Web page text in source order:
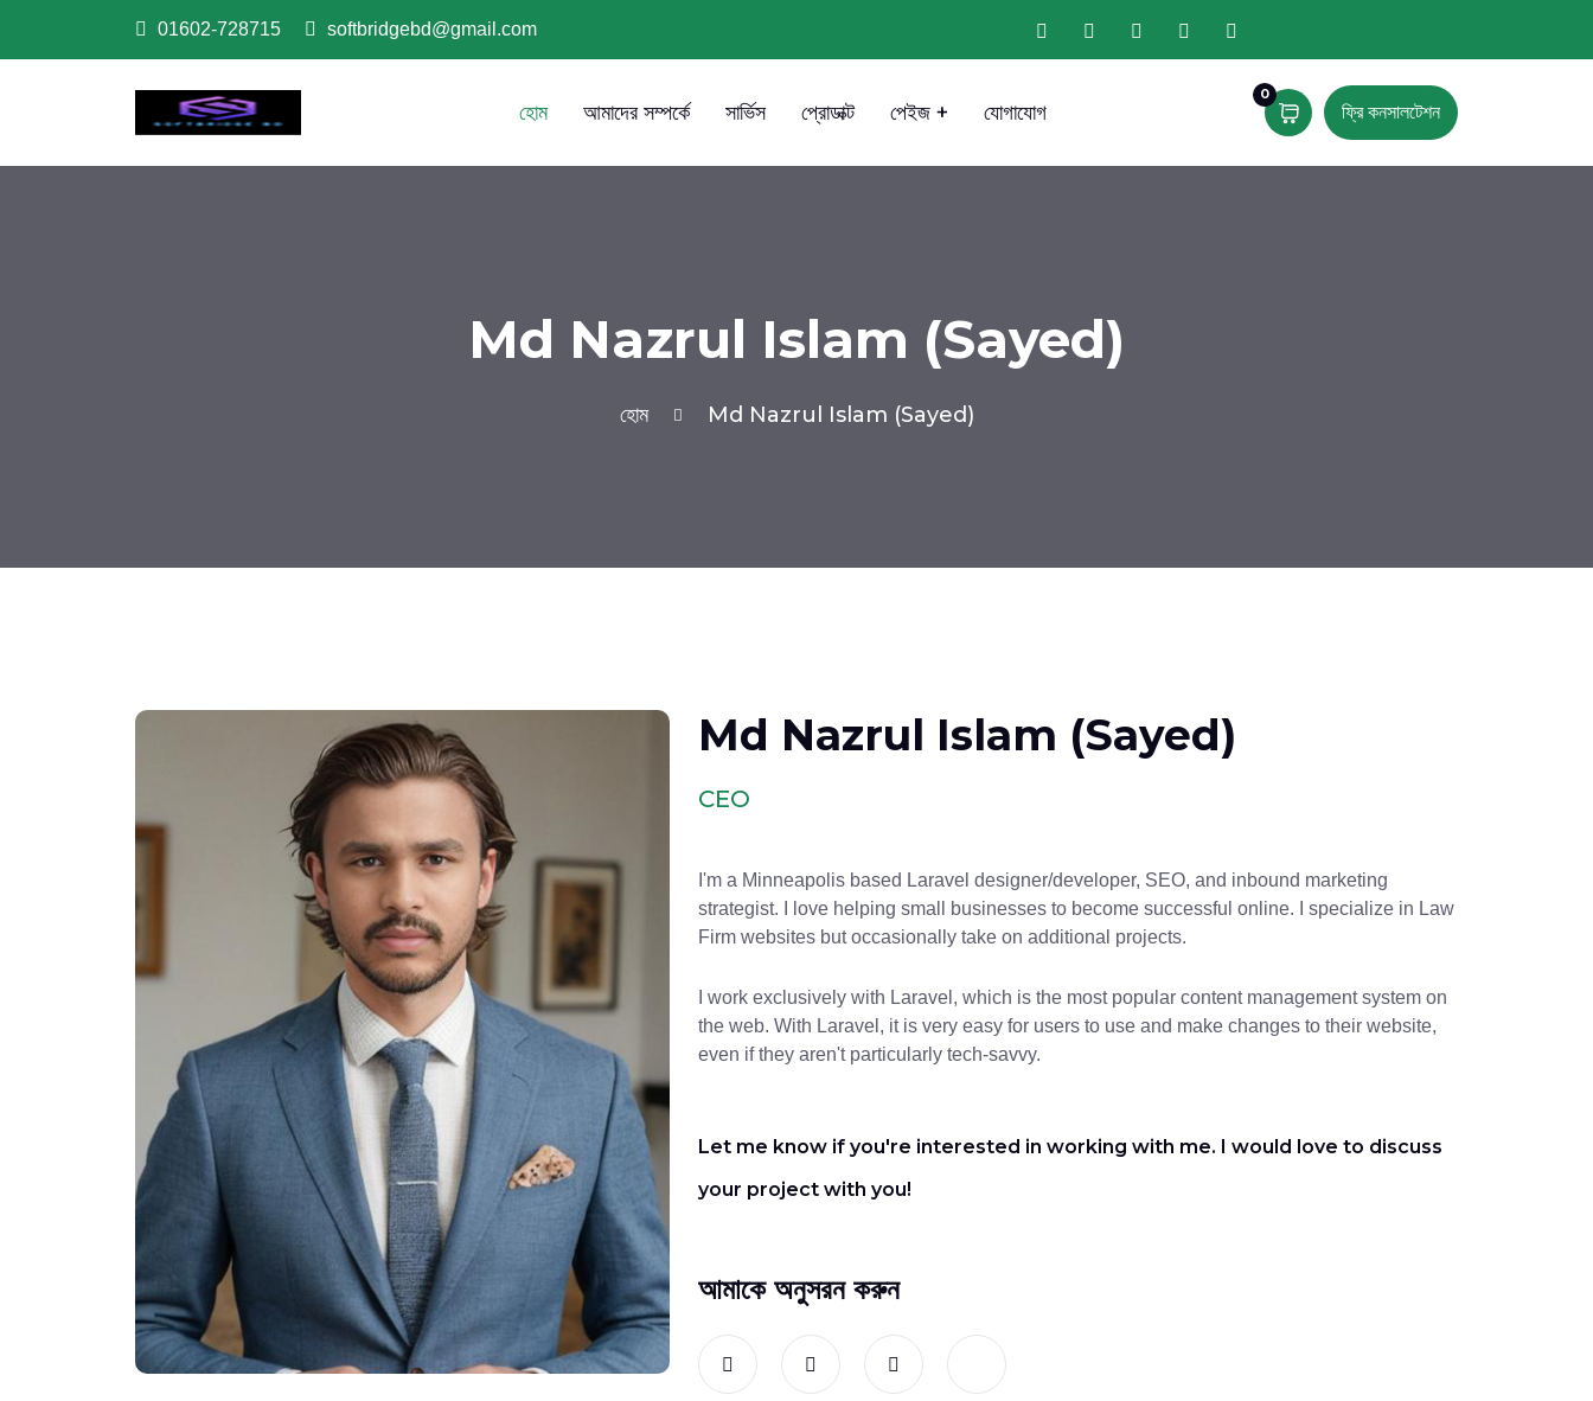
01602-728715 softbridgebd@gmail.com
হোম আমাদের সম্পর্কে সার্ভিস প্রোডাক্ট পেইজ + যোগাযোগ
0
ফ্রি কনসালটেশন
Md Nazrul Islam (Sayed)
হোম Md Nazrul Islam (Sayed)
Md Nazrul Islam (Sayed)
CEO
I'm a Minneapolis based Laravel designer/developer, SEO, and inbound marketing
strategist. I love helping small businesses to become successful online. I specialize in Law
Firm websites but occasionally take on additional projects.
I work exclusively with Laravel, which is the most popular content management system on
the web. With Laravel, it is very easy for users to use and make changes to their website,
even if they aren't particularly tech-savvy.
Let me know if you're interested in working with me. I would love to discuss
your project with you!
আমাকে অনুসরন করুন